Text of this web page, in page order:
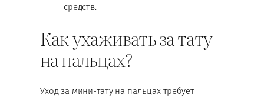
средств.
Как ухаживать за тату
на пальцах?
Уход за мини-тату на пальцах требует